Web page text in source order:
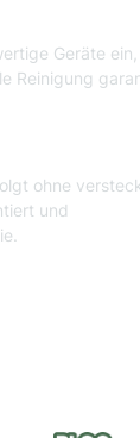
Geräte
Reinigung
ohne
und